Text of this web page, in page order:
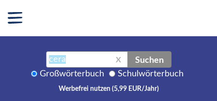
X Suchen
Großwörterbuch Schulwörterbuch
Werbefrei nutzen (5,99 EUR/Jahr)